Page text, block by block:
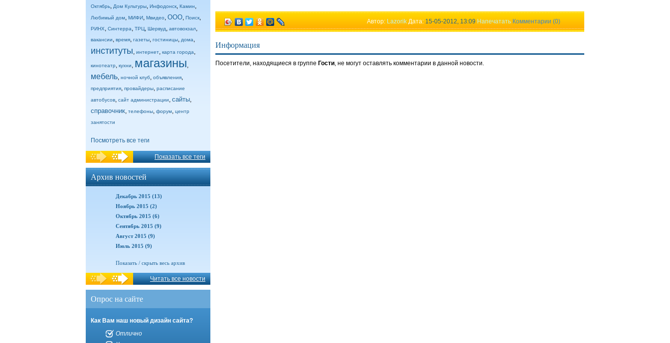
Октябрь, Дом Культуры, Инфодонск, Камин,
Любимый дом, МИФИ, Мвидео, ООО, Поиск,
РИНХ, Синтерра, ТРЦ, Шервуд, автовокзал,
вакансии, время, газеты, гостиницы, дома,
институты, интернет, карта города,
кинотеатр, кухни, магазины,
мебель, ночной клуб, объявления,
предприятия, провайдеры, расписание
автобусов, сайт администрации, сайты,
справочник, телефоны, форум, центр
занятости
Посмотреть все теги
Показать все теги
Архив новостей
Декабрь 2015 (13)
Ноябрь 2015 (2)
Октябрь 2015 (6)
Сентябрь 2015 (9)
Август 2015 (9)
Июль 2015 (9)
Показать / скрыть весь архив
Читать все новости
Опрос на сайте
Как Вам наш новый дизайн сайта?
Отлично
Автор: Lazorik Дата: 15-05-2012, 13:09 Напечатать Комментарии (0)
Информация
Посетители, находящиеся в группе Гости, не могут оставлять комментарии в данной новости.